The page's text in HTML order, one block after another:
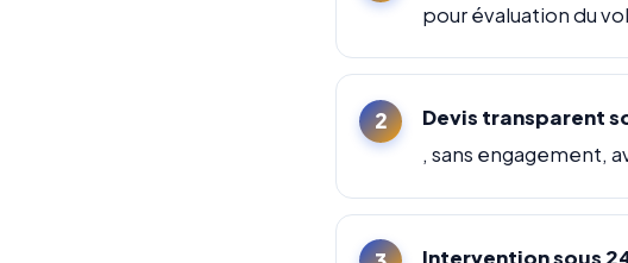
pour évaluation du
Devis transparent
, sans engagement,
Intervention sous